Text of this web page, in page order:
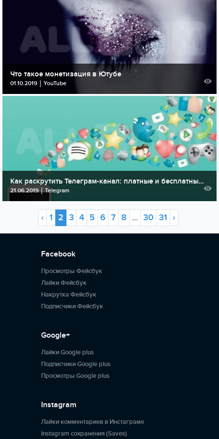
Что такое монетизация в Ютубе
01.10.2019 YouTube
Как раскрутить Телеграм-канал: платные и бесплатные способы, которые работают!
21.06.2019 Telegram
‹ 1 2 3 4 5 6 7 8 ... 30 31 ›
Facebook
Просмотры Фейсбук
Лайки Фейсбук
Накрутка Фейсбук
Подписчики Фейсбук
Google+
Лайки Google plus
Подписчики Google plus
Просмотры Google plus
Instagram
Лайки комментариев в Инстаграме
Instagram сохранения (Saves)